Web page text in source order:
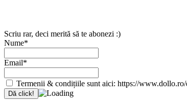
Scriu rar, deci merită să te abonezi :)
Nume*
Email*
Termenii & condițiile sunt aici: https://